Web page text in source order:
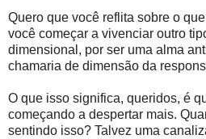
Quero que você reflita sobre o
você começar a vivenciar outro
dimensional, por ser uma alma
chamaria de dimensão da
O que isso significa, queridos, é
começando a despertar mais.
sentindo isso? Talvez uma